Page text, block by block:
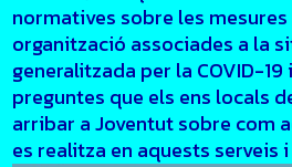
normatives sobre les
organització associades a la
generalitzada per la COVID-
preguntes que els ens locals
arribar a Joventut sobre com
es realitza en aquests serveis